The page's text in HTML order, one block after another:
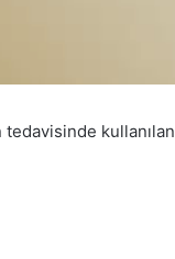
tedavisinde kullanılan